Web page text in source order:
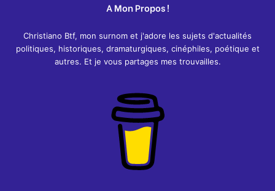
A Mon Propos !
Christiano Btf, mon surnom et j'adore les sujets d'actualités
politiques, historiques, dramaturgiques, cinéphiles, poétique et
autres. Et je vous partages mes trouvailles.